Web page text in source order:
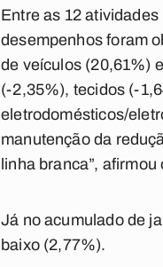
Entre as 12
desempenhos foram
de veículos (20,61%)
(-2,35%), tecidos (-
eletrodomésticos/
manutenção da
linha branca”,
Já no acumulado de
baixo (2,77%).